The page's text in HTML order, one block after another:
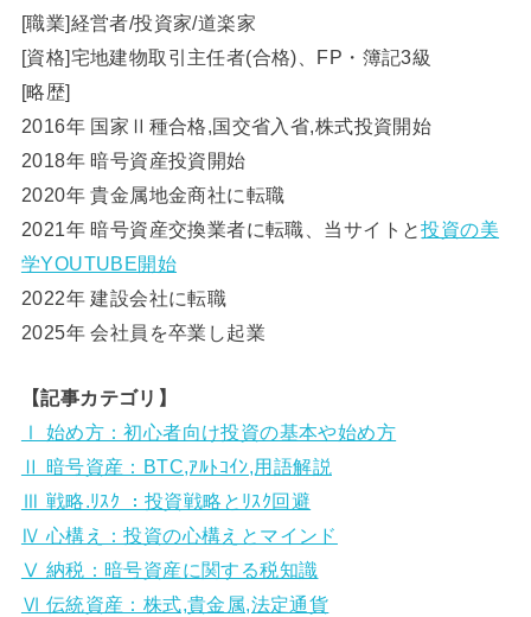
[職業]経営者/投資家/道楽家
[資格]宅地建物取引主任者(合格)、FP・簿記3級
[略歴]
2016年 国家Ⅱ種合格,国交省入省,株式投資開始
2018年 暗号資産投資開始
2020年 貴金属地金商社に転職
2021年 暗号資産交換業者に転職、当サイトと投資の美
学YOUTUBE開始
2022年 建設会社に転職
2025年 会社員を卒業し起業
【記事カテゴリ】
Ⅰ 始め方：初心者向け投資の基本や始め方
Ⅱ 暗号資産：BTC,ｱﾙﾄｺｲﾝ,用語解説
Ⅲ 戦略.ﾘｽｸ ：投資戦略とﾘｽｸ回避
Ⅳ 心構え：投資の心構えとマインド
Ⅴ 納税：暗号資産に関する税知識
Ⅵ 伝統資産：株式,貴金属,法定通貨